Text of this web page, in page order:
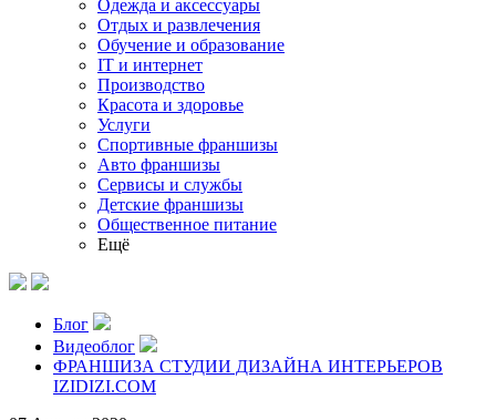
Одежда и аксессуары
Отдых и развлечения
Обучение и образование
IT и интернет
Производство
Красота и здоровье
Услуги
Спортивные франшизы
Авто франшизы
Сервисы и службы
Детские франшизы
Общественное питание
Ещё
Блог
Видеоблог
ФРАНШИЗА СТУДИИ ДИЗАЙНА ИНТЕРЬЕРОВ
IZIDIZI.COM